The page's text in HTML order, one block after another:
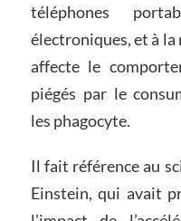
téléphones
électroniques, et à
affecte le
piégés par le
les phagocyte.
Il fait référence au
Einstein, qui avait